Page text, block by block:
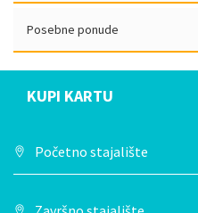
Posebne ponude
KUPI KARTU